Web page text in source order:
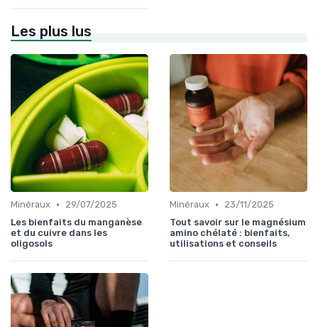
Les plus lus
Minéraux •
29/07/2025
Les bienfaits du manganèse
et du cuivre dans les
oligosols
Minéraux •
23/11/2025
Tout savoir sur le magnésium
amino chélaté : bienfaits,
utilisations et conseils